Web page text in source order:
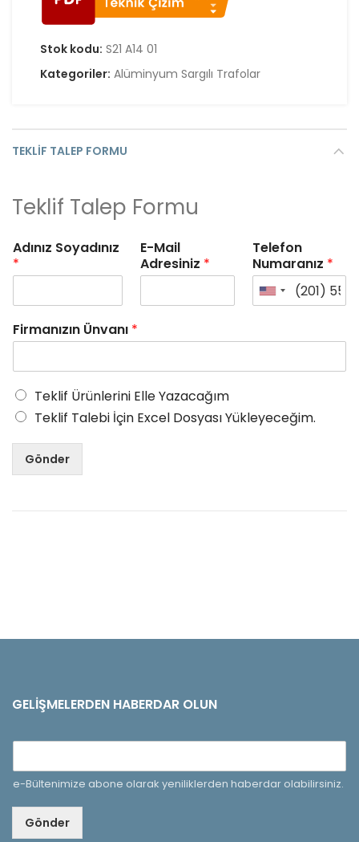
Stok kodu: S21 A14 01
Kategoriler: Alüminyum Sargılı Trafolar
TEKLIF TALEP FORMU
Teklif Talep Formu
Adınız Soyadınız
*
E-Mail
Adresiniz *
Telefon
Numaranız *
Firmanızın Ünvanı *
Teklif Ürünlerini Elle Yazacağım
Teklif Talebi İçin Excel Dosyası Yükleyeceğim.
Gönder
GELIŞMELERDEN HABERDAR OLUN
e-Bültenimize abone olarak yeniliklerden haberdar olabilirsiniz.
Gönder